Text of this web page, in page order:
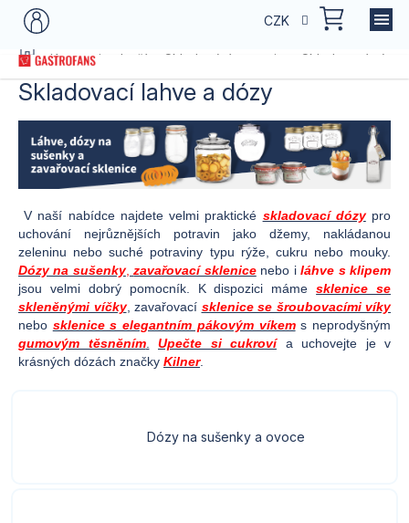
Přejít
CZK
Domů
Kategorie zboží Skladování potravin Skladovací
Skladovací lahve a dózy
V naší nabídce najdete velmi praktické skladovací dózypro
uchování nejrůznějších potravin jako džemy, nakládanou
zeleninu nebo suché potraviny typu rýže, cukru nebo mouky.
Dózy na sušenky,zavařovací sklenicenebo iláhve s klipem
jsou velmi dobrý pomocník. K dispozici mámesklenice se
skleněnými víčky, zavařovací sklenice se šroubovacími víky
nebo sklenice s elegantním pákovým víkems neprodyšným
gumovým těsněním. Upečte si cukrovía uchovejte je v
krásných dózách značky Kilner.
Dózy na sušenky a ovoce